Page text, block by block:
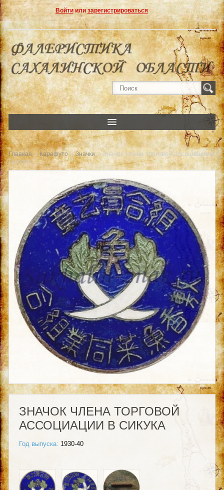
Войтиили зарегистрироваться
Главная » Карафуто»Значки» Значок члена торговой ассоциации в
Сикука
ЗНАЧОК ЧЛЕНА ТОРГОВОЙ
АССОЦИАЦИИ В СИКУКА
Год выпуска: 1930-40